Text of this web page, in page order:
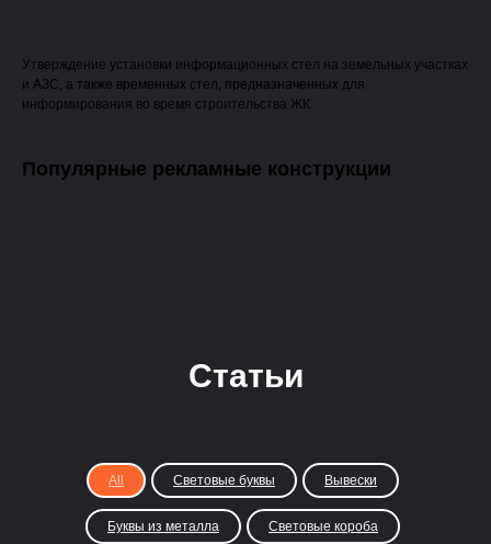
Утверждение установки информационных стел на земельных участках
и АЗС, а также временных стел, предназначенных для
информирования во время строительства ЖК.
Популярные рекламные конструкции
Статьи
All Световые буквы Вывески
Буквы из металла Световые короба